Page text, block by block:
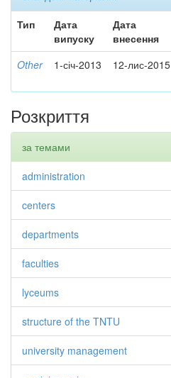
Тип
Дата
випуску
Дата
внесення
Other 1-січ-2013 12-лис-2015
Розкриття
за темами
administration
centers
departments
faculties
lyceums
structure of the TNTU
university management